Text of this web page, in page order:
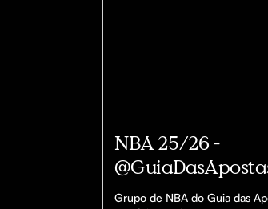
NBA 25/26 -
Grupo de NBA do Guia das